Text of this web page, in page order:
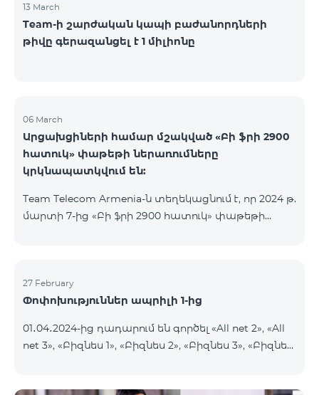
13 March
Team-ի շարժական կապի բաժանորդների
թիվը գերազանցել է 1 միլիոնը
06 March
Արցախցիների համար մշակված «Բի ֆրի 2900
հատուկ» փաթեթի ներառումները
կրկնապատկվում են:
Team Telecom Armenia-ն տեղեկացնում է, որ 2024 թ.
մարտի 7-ից «Բի ֆրի 2900 հատուկ» փաթեթի
900 րոպե և 600 SMS, նախկին՝ 10 ԳԲ ինտերնետի,
450 րոպեի և 300 SMS-ի փոխարեն:
ժամկետը չի փոխվում։ «Բի ֆրի 2900 հատուկ»
սակագնային փաթեթը ներառում է նաև WhatsApp,
ամենապահանջված հավելվածներից անսա
27 February
Փոփոխություններ ապրիլի 1-ից
01․04․2024-ից դադարում են գործել «All net 2», «All
net 3», «Բիզնես 1», «Բիզնես 2», «Բիզնես 3», «Բիզնես